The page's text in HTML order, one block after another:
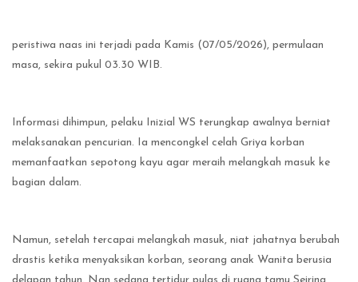
peristiwa naas ini terjadi pada Kamis (07/05/2026), permulaan
masa, sekira pukul 03.30 WIB.
Informasi dihimpun, pelaku Inizial WS terungkap awalnya berniat
melaksanakan pencurian. Ia mencongkel celah Griya korban
memanfaatkan sepotong kayu agar meraih melangkah masuk ke
bagian dalam.
Namun, setelah tercapai melangkah masuk, niat jahatnya berubah
drastis ketika menyaksikan korban, seorang anak Wanita berusia